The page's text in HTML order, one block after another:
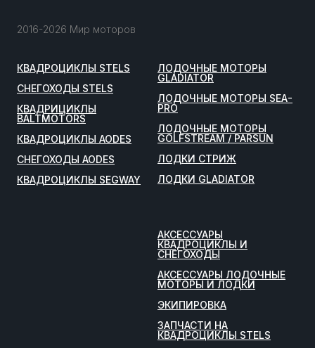
2016-2026 Мир моторов
КВАДРОЦИКЛЫ STELS
СНЕГОХОДЫ STELS
КВАДРИЦИКЛЫ
BALTMOTORS
КВАДРОЦИКЛЫ AODES
СНЕГОХОДЫ AODES
КВАДРОЦИКЛЫ SEGWAY
ЛОДОЧНЫЕ МОТОРЫ
GLADIATOR
ЛОДОЧНЫЕ МОТОРЫ SEA-
PRO
ЛОДОЧНЫЕ МОТОРЫ
GOLFSTREAM / PARSUN
ЛОДКИ СТРИЖ
ЛОДКИ GLADIATOR
АКСЕССУАРЫ
КВАДРОЦИКЛЫ И
СНЕГОХОДЫ
АКСЕССУАРЫ ЛОДОЧНЫЕ
МОТОРЫ И ЛОДКИ
ЭКИПИРОВКА
ЗАПЧАСТИ НА
КВАДРОЦИКЛЫ STELS